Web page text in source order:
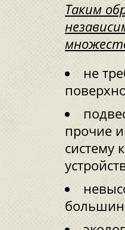
Таким
не
прочие
систему